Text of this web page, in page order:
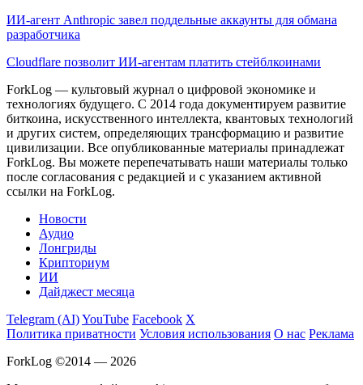
ИИ-агент Anthropic завел поддельные аккаунты для обмана
разработчика
Cloudflare позволит ИИ-агентам платить стейблкоинами
ForkLog — культовый журнал о цифровой экономике и
технологиях будущего. С 2014 года документируем развитие
биткоина, искусственного интеллекта, квантовых технологий
и других систем, определяющих трансформацию и развитие
цивилизации. Все опубликованные материалы принадлежат
ForkLog. Вы можете перепечатывать наши материалы только
после согласования с редакцией и с указанием активной
ссылки на ForkLog.
Новости
Аудио
Лонгриды
Крипториум
ИИ
Дайджест месяца
Telegram (AI)YouTube Facebook X
Политика приватности Условия использования О нас Реклама
ForkLog ©2014 — 2026